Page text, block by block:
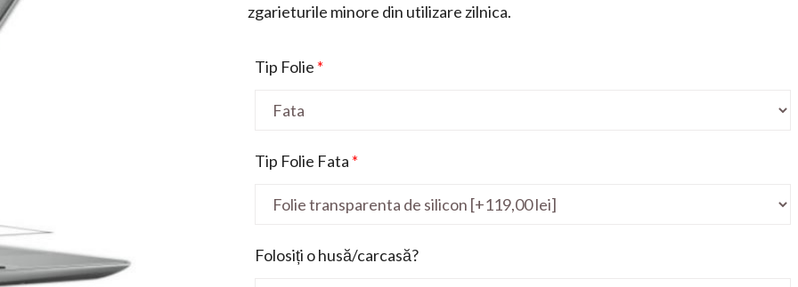
zgarieturile minore din utilizare zilnica.
Tip Folie *
Tip Folie Fata *
Folosiți o husă/carcasă?